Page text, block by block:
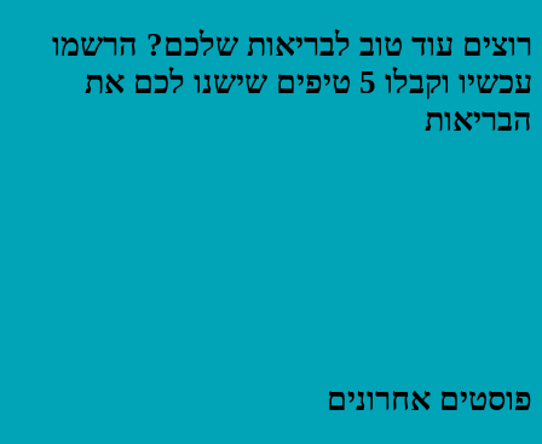
רוצים עוד טוב לבריאות שלכם? הרשמו
עכשיו וקבלו 5 טיפים שישנו לכם את
הבריאות
פוסטים אחרונים